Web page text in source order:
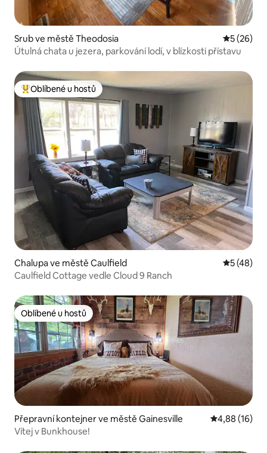
Srub ve městě Theodosia Průměrné
5 (26)
Útulná chata u jezera, parkování lodí, v blízkosti přístavu
Nejlepší v kategorii Oblíbené u hostů
Oblíbené u hostů
Chalupa ve městě Caulfield Průměrné
5 (48)
Caulfield Cottage vedle Cloud 9 Ranch
Oblíbené u hostů
Oblíbené u hostů
Přepravní kontejner ve městě Gainesville Průměrné
4,88 (16)
Vítej v Bunkhouse!